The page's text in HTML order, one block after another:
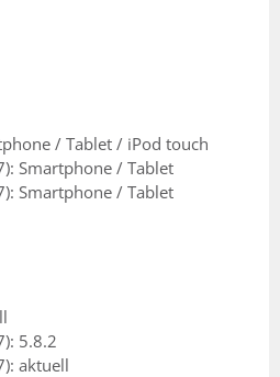
/ Tablet / iPod touch
Smartphone / Tablet
Smartphone / Tablet
5.8.2
aktuell